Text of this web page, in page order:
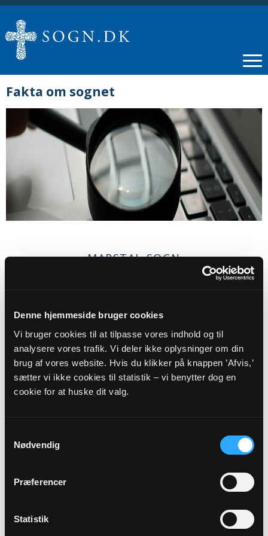
Denne hjemmeside bruger cookies
Vi bruger cookies til at tilpasse vores indhold og til
analysere vores trafik. Vi deler ikke oplysninger om din
brug af vores website. Hvis du klikker på knappen ’Afvis,’
sætter vi ikke cookies til statistik – vi benytter dog en
cookie for at huske dit valg.
Nødvendig
Præferencer
Statistik
Fakta om sognet
MARSTAL SOGN
Myndighedsoplysninger
Sognekode: 7714
Pastorat: Ærø Pastorat
Kommune: Ærø Kommune (492)
Langeland-Ærø Provsti